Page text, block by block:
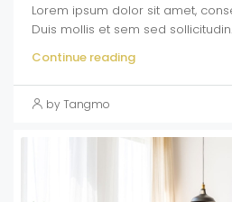
Lorem ipsum dolor sit amet,
Duis mollis et sem sed
Continue reading
by Tangmo